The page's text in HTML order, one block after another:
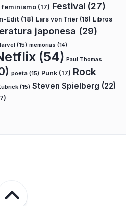
feminismo (17) Festival (27)
Edit (18) Lars von Trier (16) Libros
japonesa (29)
(15) memorias (14)
(54) Paul Thomas
poeta (15) Punk (17) Rock
(15) Steven Spielberg (22)